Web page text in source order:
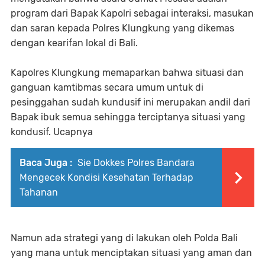
program dari Bapak Kapolri sebagai interaksi, masukan
dan saran kepada Polres Klungkung yang dikemas
dengan kearifan lokal di Bali.
Kapolres Klungkung memaparkan bahwa situasi dan
ganguan kamtibmas secara umum untuk di
pesinggahan sudah kundusif ini merupakan andil dari
Bapak ibuk semua sehingga terciptanya situasi yang
kondusif. Ucapnya
Baca Juga : Sie Dokkes Polres Bandara
Mengecek Kondisi Kesehatan Terhadap
Tahanan
Namun ada strategi yang di lakukan oleh Polda Bali
yang mana untuk menciptakan situasi yang aman dan